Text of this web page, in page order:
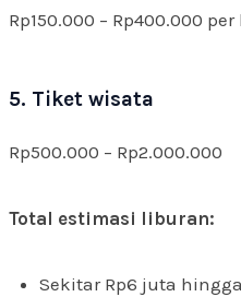
Rp150.000 – Rp400.000 per
5. Tiket wisata
Rp500.000 – Rp2.000.000
Total estimasi liburan:
Sekitar Rp6 juta